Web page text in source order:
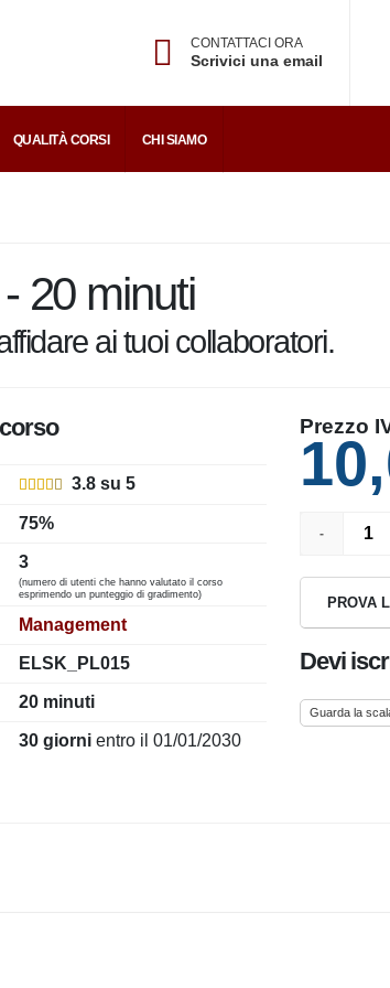
CONTATTACI ORA
Scrivici una email
QUALITÀ CORSI
20 minuti
affidare ai tuoi
3.8 su 5
75%
3
(numero di utenti che hanno valutato il corso
esprimendo un punteggio di gradimento)
Management
ELSK_PL015
20 minuti
30 giornientro il 01/01/2030
Prezzo
PROVA
Devi
Guarda la